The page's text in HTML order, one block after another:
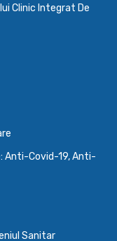
Clinic Integrat De
Anti-Covid-19, Anti-
Sanitar